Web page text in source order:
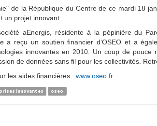
de la République du Centre de ce mardi 18
un projet innovant.
aEnergis, résidente à la pépinière du
a reçu un soutien financier d'OSEO et a
innovantes en 2010. Un coup de pouce
de données sans fil pour les collectivités.
les aides financières : www.oseo.fr
innovantes oseo